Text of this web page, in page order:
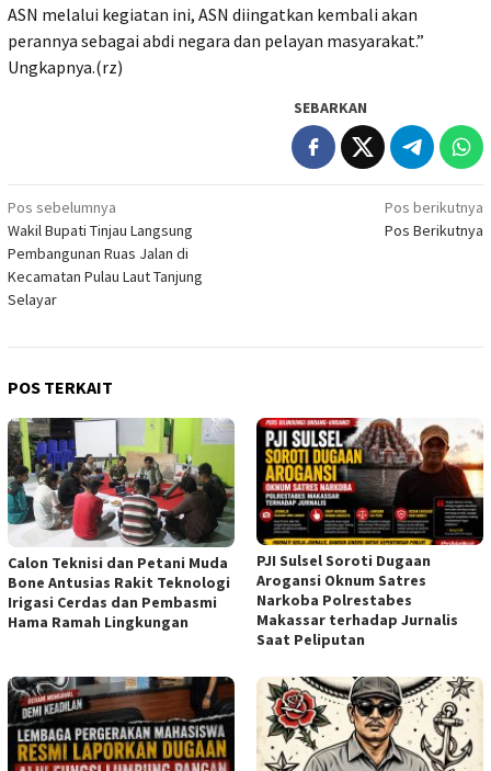
ASN melalui kegiatan ini, ASN diingatkan kembali akan
perannya sebagai abdi negara dan pelayan masyarakat.”
Ungkapnya.(rz)
SEBARKAN
Navigasi
pos
Pos sebelumnya
Wakil Bupati Tinjau Langsung
Pembangunan Ruas Jalan di
Kecamatan Pulau Laut Tanjung
Selayar
Pos berikutnya
Pos Berikutnya
POS TERKAIT
Calon Teknisi dan Petani Muda
Bone Antusias Rakit Teknologi
Irigasi Cerdas dan Pembasmi
Hama Ramah Lingkungan
PJI Sulsel Soroti Dugaan
Arogansi Oknum Satres
Narkoba Polrestabes
Makassar terhadap Jurnalis
Saat Peliputan